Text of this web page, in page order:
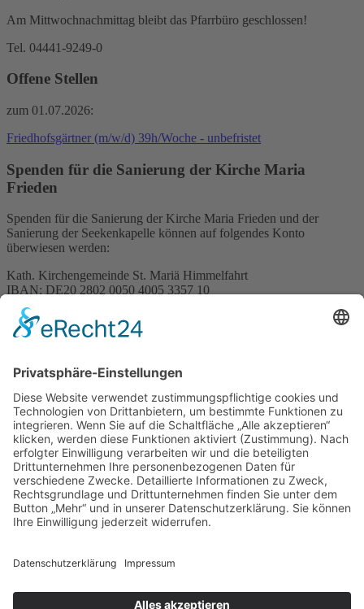
Am Mittwochnachmittag bleibt das Pfarrbüro geschlossen!
Tel. 04441-9249-0
Offene Stellen
zum 01.07.2026:
Friedhofsgärtner (m/w/d) 39h/Woche - unbefristet
Spenden für die Sanierung der Kirche Maria
Frieden
Spenden für die Sanierung der Kirche Maria Frieden und der
Sanierung der Seekenkapelle können auf folgendes Konto
überwiesen werden:
Kath. Kirchengemeinde St. Mariä Himmelfahrt
IBAN: DE20 2802 0050 4005 3357 10
Verwendungszweck:
- Für die Kirche Maria Frieden „Sanierung Kirche Maria Frieden“
KÖB St. Georg online
Neu! - Die Bücherei St. Georg ist jetzt auch in den "Sozialen
Medien". Einfach das Logo anklicken:
Kath. Kirchengemeinde St. Mariä Himmelfahrt